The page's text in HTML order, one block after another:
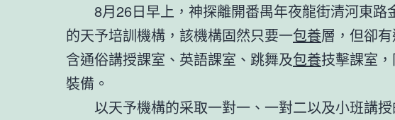
8月26日早上，神探離開番禺年夜龍街清河東路
的天予培訓機構，該機構固然只要一包養層，但卻
含通俗講授課室、英語課室、跳舞及包養技擊課室
裝備。
以天予機構的采取一對一、一對二以及小班講授